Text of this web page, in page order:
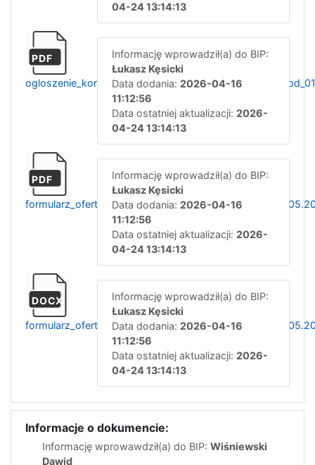
04-24 13:14:13
PDF
Informację wprowadził(a) do BIP:
Łukasz Kęsicki
Data dodania: 2026-04-16
11:12:56
Data ostatniej aktualizacji: 2026-
04-24 13:14:13
PDF
Informację wprowadził(a) do BIP:
Łukasz Kęsicki
Data dodania: 2026-04-16
11:12:56
Data ostatniej aktualizacji: 2026-
04-24 13:14:13
DOCX
Informację wprowadził(a) do BIP:
Łukasz Kęsicki
Data dodania: 2026-04-16
11:12:56
Data ostatniej aktualizacji: 2026-
04-24 13:14:13
Informacje o dokumencie:
Informację wprowawdził(a) do BIP: Wiśniewski
Dawid